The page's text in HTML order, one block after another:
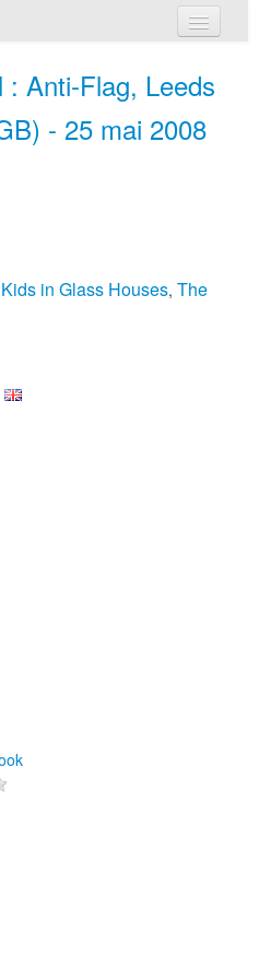
Anti‐Flag, Leeds
- 25 mai 2008
Kids in Glass Houses, The